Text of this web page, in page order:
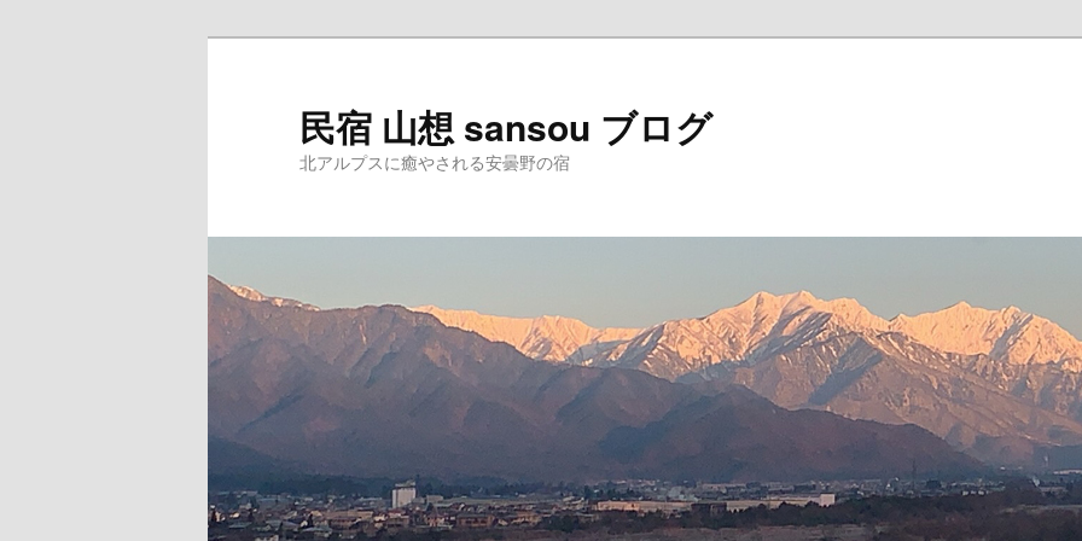
民宿 山想 sansou ブログ
北アルプスに癒やされる安曇野の宿